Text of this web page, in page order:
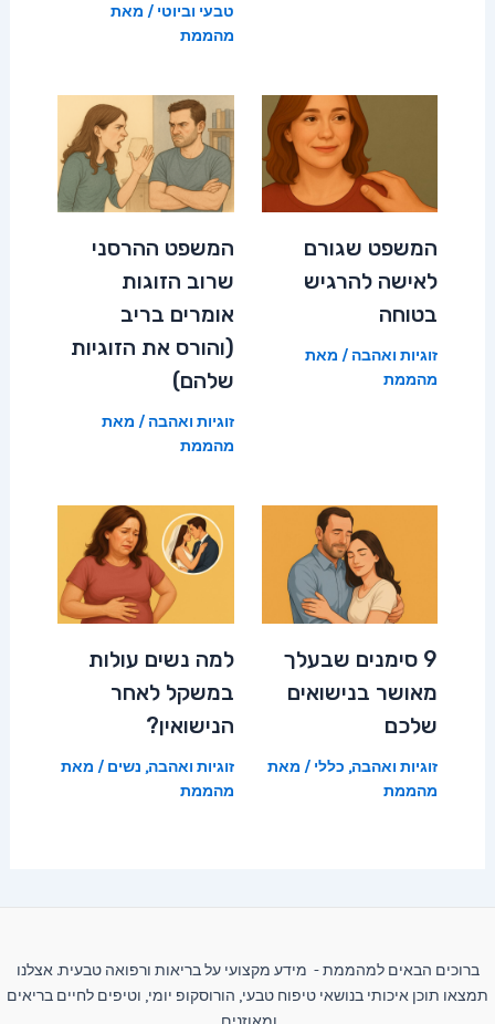
טבעי וביוטי / מאת
מהממת
המשפט שגורם
לאישה להרגיש
בטוחה
זוגיות ואהבה / מאת
מהממת
המשפט ההרסני
שרוב הזוגות
אומרים בריב
(והורס את הזוגיות
שלהם)
זוגיות ואהבה / מאת
מהממת
9 סימנים שבעלך
מאושר בנישואים
שלכם
זוגיות ואהבה, כללי / מאת
מהממת
למה נשים עולות
במשקל לאחר
הנישואין?
זוגיות ואהבה, נשים / מאת
מהממת
ברוכים הבאים למהממת - מידע מקצועי על בריאות ורפואה טבעית. אצלנו
תמצאו תוכן איכותי בנושאי טיפוח טבעי, הורוסקופ יומי, וטיפים לחיים בריאים